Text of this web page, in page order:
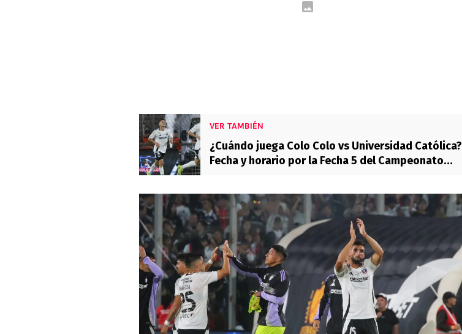
VER TAMBIÉN
¿Cuándo juega Colo Colo vs Universidad Católica?
Fecha y horario por la Fecha 5 del Campeonato